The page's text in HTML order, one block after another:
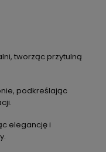
tworząc przytulną
podkreślając
elegancję i